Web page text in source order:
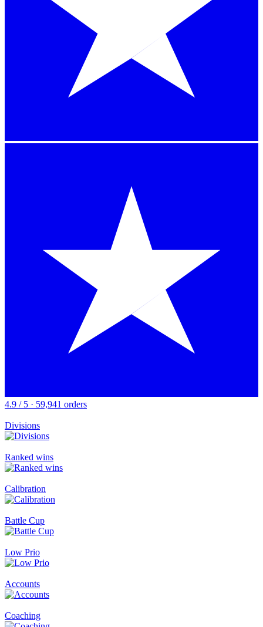
4.9 / 5 · 59,941 orders
Divisions
Ranked wins
Calibration
Battle Cup
Low Prio
Accounts
Coaching